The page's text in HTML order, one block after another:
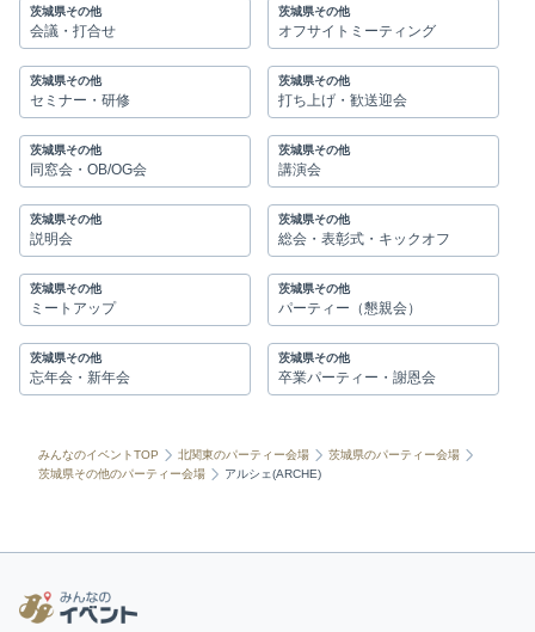
茨城県その他
会議・打合せ
茨城県その他
オフサイトミーティング
茨城県その他
セミナー・研修
茨城県その他
打ち上げ・歓送迎会
茨城県その他
同窓会・OB/OG会
茨城県その他
講演会
茨城県その他
説明会
茨城県その他
総会・表彰式・キックオフ
茨城県その他
ミートアップ
茨城県その他
パーティー（懇親会）
茨城県その他
忘年会・新年会
茨城県その他
卒業パーティー・謝恩会
みんなのイベントTOP 北関東のパーティー会場
茨城県のパーティー会場
茨城県その他のパーティー会場
アルシェ(ARCHE)